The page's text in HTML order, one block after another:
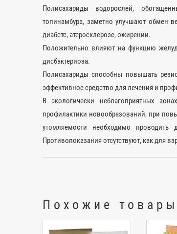
Полисахариды водорослей,
топинамбура, заметно улучшают обмен
диабете, атеросклерозе, ожирении.
Положительно влияют на функцию
дисбактериоза.
Полисахариды способны повышать
эффективное средство для лечения и
В экологически неблагоприятных
профилактики новообразований, при
утомляемости необходимо
Противопоказания отсутствуют, как для
Похожие товары